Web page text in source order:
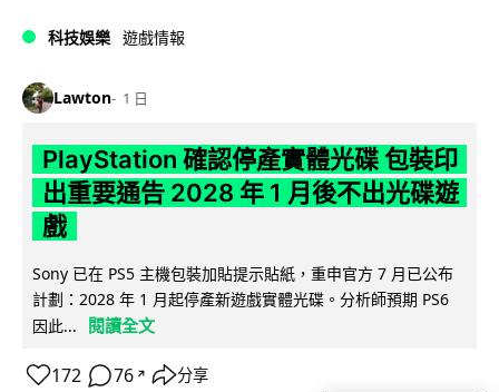
科技娛樂 遊戲情報
Lawton 1 日
PlayStation 確認停產實體光碟 包裝印
出重要通告 2028 年 1 月後不出光碟遊
戲
Sony 已在 PS5 主機包裝加貼提示貼紙，重申官方 7 月已公布
計劃：2028 年 1 月起停產新遊戲實體光碟。分析師預期 PS6
因此...
閱讀全文
172 76 ↗ 分享